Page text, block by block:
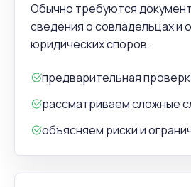
Обычно требуются
сведения о совладельцах и
юридических споров.
предварительная
рассматриваем сложные
объясняем риски и